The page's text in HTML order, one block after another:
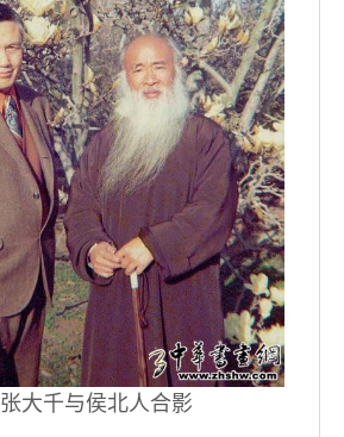
张大千与侯北人合影